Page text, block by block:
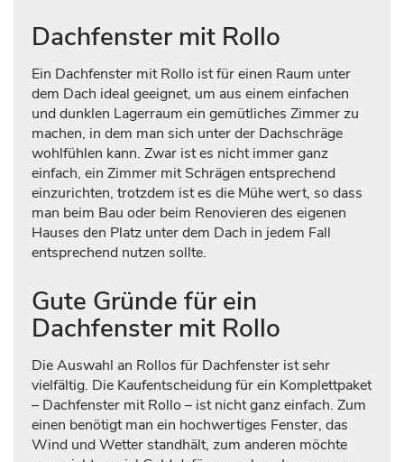
Dachfenster mit Rollo
Ein Dachfenster mit Rollo ist für einen Raum unter
dem Dach ideal geeignet, um aus einem einfachen
und dunklen Lagerraum ein gemütliches Zimmer zu
machen, in dem man sich unter der Dachschräge
wohlfühlen kann. Zwar ist es nicht immer ganz
einfach, ein Zimmer mit Schrägen entsprechend
einzurichten, trotzdem ist es die Mühe wert, so dass
man beim Bau oder beim Renovieren des eigenen
Hauses den Platz unter dem Dach in jedem Fall
entsprechend nutzen sollte.
Gute Gründe für ein
Dachfenster mit Rollo
Die Auswahl an Rollos für Dachfenster ist sehr
vielfältig. Die Kaufentscheidung für ein Komplettpaket
– Dachfenster mit Rollo – ist nicht ganz einfach. Zum
einen benötigt man ein hochwertiges Fenster, das
Wind und Wetter standhält, zum anderen möchte